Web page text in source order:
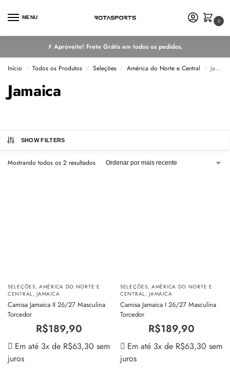
MENU
0
⚡ Aproveite! Frete Grátis em todos os pedidos.
Início / Todos os Produtos / Seleções / América do Norte e Central / Jamaica
Jamaica
SHOW FILTERS
Mostrando todos os 2 resultados
SELEÇÕES,AMÉRICA DO NORTE E
CENTRAL,JAMAICA
Camisa Jamaica II 26/27 Masculina
Torcedor
R$189,90
Em até 3x de R$63,30 sem
juros
SELEÇÕES,AMÉRICA DO NORTE E
CENTRAL,JAMAICA
Camisa Jamaica I 26/27 Masculina
Torcedor
R$189,90
Em até 3x de R$63,30 sem
juros